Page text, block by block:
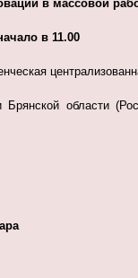
в массовой
в 11.00
Брянской области